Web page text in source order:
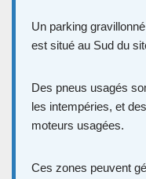
Un parking
est situé au Sud du
Des pneus usagés
les intempéries, et
moteurs usagées.
Ces zones peuvent